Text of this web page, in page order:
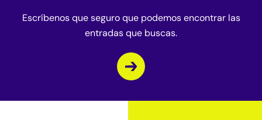
Escríbenos que seguro que podemos encontrar las
entradas que buscas.